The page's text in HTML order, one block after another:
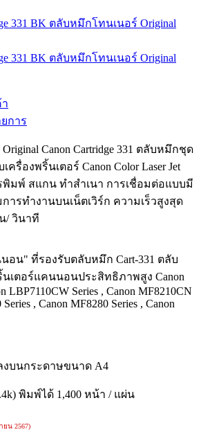
การ
Canon Cartridge 331 ตลับหมึกชุด
รื่องพริ้นเตอร์ Canon Color Laser Jet
พิมพ์ สแกน ทำสำเนา การเชื่อมต่อแบบมี
ารทำงานบนเน็ตเวิร์ก ความเร็วสูงสุด
/ วินาที
อน" ที่รองรับตลับหมึก Cart-331 ตลับ
เตอร์แคนนอนประสิทธิภาพสูง Canon
LBP7110CW Series , Canon MF8210CN
, Canon MF8280 Series , Canon
บนกระดาษขนาด A4
พิมพ์ได้ 1,400 หน้า / แผ่น
ยน 2567)